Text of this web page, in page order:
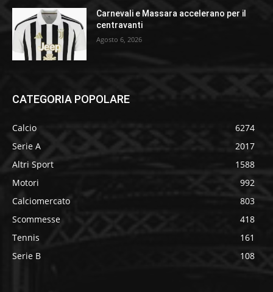
Carnevali e Massara accelerano per il
centravanti
Agosto 6, 2026
CATEGORIA POPOLARE
Calcio
6274
Serie A
2017
Altri Sport
1588
Motori
992
Calciomercato
803
Scommesse
418
Tennis
161
Serie B
108